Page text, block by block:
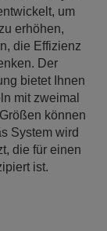
um
erhöhen,
die Effizienz
Der
bietet Ihnen
mit zweimal
können
System wird
die für einen
ist.